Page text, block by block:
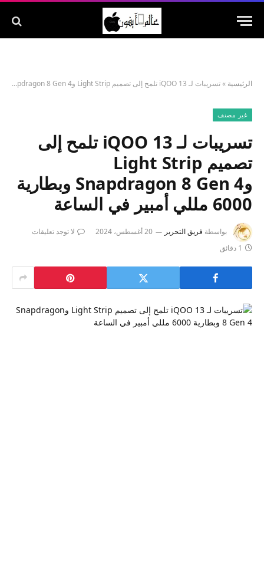
الرئيسية »تسريبات لـ iQOO 13 تلمح إلى تصميم Light Strip وSnapdragon 8 Gen 4 وبطارية 6000 مللي أمبير في الساعة
غير مصنف
تسريبات لـ iQOO 13 تلمح إلى
تصميم Light Strip
وSnapdragon 8 Gen 4 وبطارية
6000 مللي أمبير في الساعة
بواسطة فريق التحرير 20 أغسطس، 2024
لا توجد تعليقات
1 دقائق